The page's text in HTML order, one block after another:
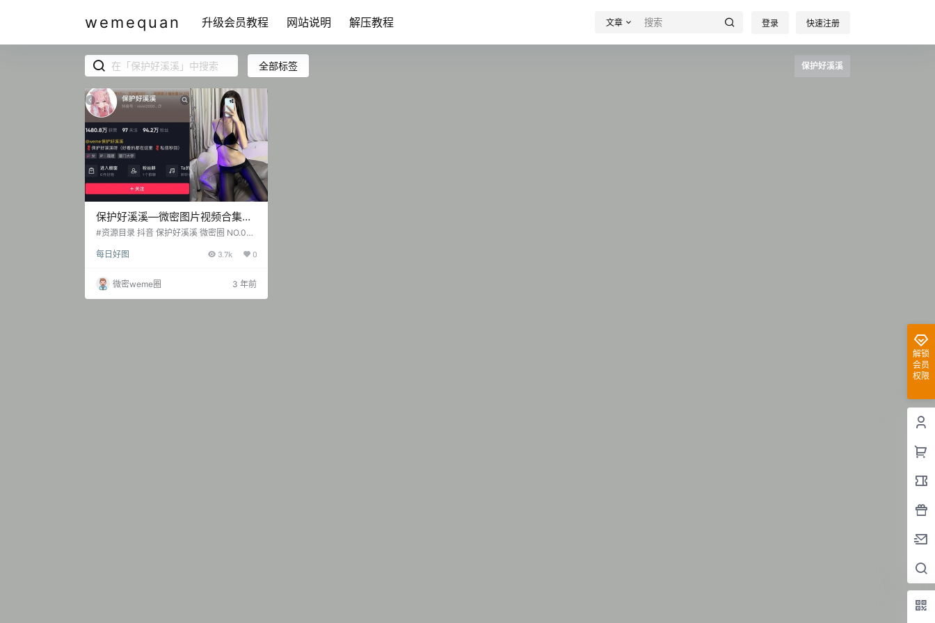
wemequan 升级会员教程 网站说明 解压教程 文章 登录 快速注册
全部标签 保护好溪溪
保护好溪溪—微密图片视频合集
【持续更新】
#资源目录 抖音 保护好溪溪 微密圈 NO.001
2期 【58P】 抖音 保护好溪溪 微密圈 NO.0
004期 【22P】 抖音 保护好溪溪 微密圈 N
O.005期 【35P】 抖音 保护好溪溪 微密圈
NO.006期 【13P】 抖音 保护好溪溪 微密
每日好图 3.7k 0
微密weme圈 3 年前
解锁
会员
权限